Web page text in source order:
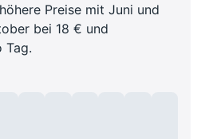
Preise mit Juni und
bei 18 € und
Tag.